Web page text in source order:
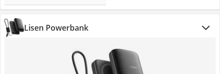
Lisen Powerbank